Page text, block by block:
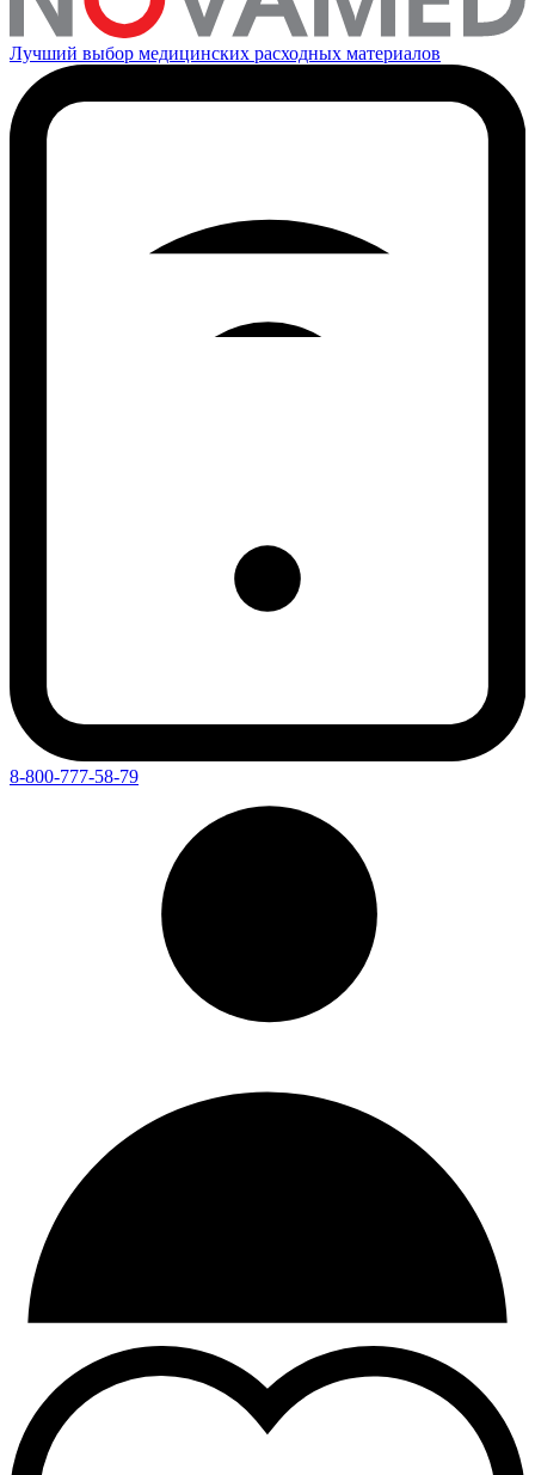
Лучший выбор медицинских расходных материалов
8-800-777-58-79